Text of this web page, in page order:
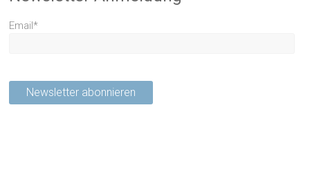
Email*